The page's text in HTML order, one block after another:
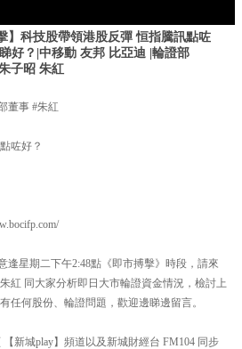
】科技股帶領港股反彈 恒指騰訊點咗
好？|中移動 友邦 比亞迪 |輪證部
子昭 朱紅
董事 #朱紅
咗好？
逢星期二下午2:48點《即市搏擊》時段，請來
紅 同大家分析即日大市輪證資金情況，檢討上
任何股份、輪證問題，歡迎邊睇邊留言。
【新城play】頻道以及新城財經台 FM104 同步